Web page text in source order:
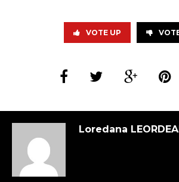
VOTE UP
Loredana